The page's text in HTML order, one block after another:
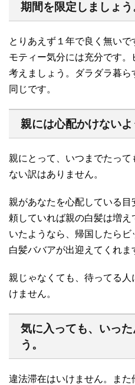
期間を限定しましょう
とりあえず１年で良く無い
モティー気分には充分です
考えましょう。ダラダラ暮
同じです。
親には心配かけないよ
親にとって、いつまでたっ
ない訳はありません。
親があなたを心配している
頼していれば親の白髪は増
いたようなら、帰国したら
白髪ババアが出迎えてくれま
親じゃなくても、待ってる
けません。
気に入っても、いっ
う。
違法滞在はいけません。また